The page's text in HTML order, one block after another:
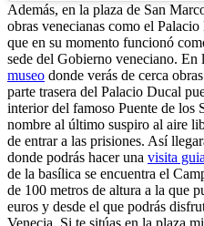
Además, en la plaza de San
obras venecianas como el
que en su momento funcionó
sede del Gobierno veneciano. En
museo donde verás de cerca
parte trasera del Palacio Ducal
interior del famoso Puente de los
nombre al último suspiro al aire
de entrar a las prisiones. Así
donde podrás hacer una visita
de la basílica se encuentra el
de 100 metros de altura a la que
euros y desde el que podrás
Venecia. Si te sitúas en la plaza